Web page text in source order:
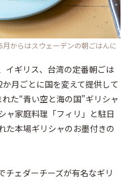
からはスウェーデンの朝ごはんに
イギリス、台湾の定番朝ごは
月ごとに国を変えて提供して
た“青い空と海の国”ギリシャ
ャ家庭料理「フィリ」と駐日
た本場ギリシャのお墨付きの
チェダーチーズが有名なギリ